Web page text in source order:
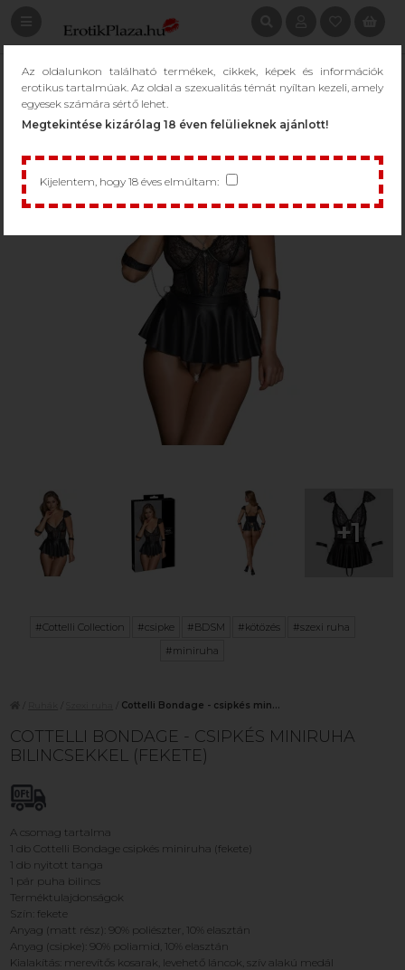
Az oldalunkon található termékek, cikkek, képek és információk
erotikus tartalmúak. Az oldal a szexualitás témát nyíltan kezeli, amely
egyesek számára sértő lehet.
Megtekintése kizárólag 18 éven felülieknek ajánlott!
Kijelentem, hogy 18 éves elmúltam:
+1
#Cottelli Collection #csipke #BDSM #kötözés
#szexi ruha
#miniruha
Cottelli Bondage - csipkés min...
COTTELLI BONDAGE - CSIPKÉS MINIRUHA
BILINCSEKKEL (FEKETE)
A csomag tartalma
1 db Cottelli Bondage csipkés miniruha (fekete)
1 db nyitott tanga
1 pár puha bilincs
Terméktulajdonságok
Szín: fekete
Anyag (matt rész): 90% poliészter, 10% elasztán
Anyag (csipke): 90% poliamid, 10% elasztán
Kialakítás: merevítős kosarak, levehető láncok, szív alakú medál